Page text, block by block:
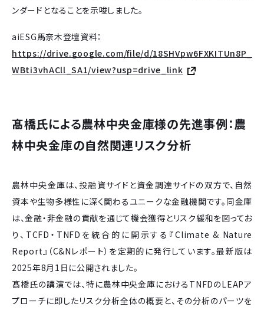
ンダードとなることを示唆しました。
aiESG馬奈木登壇資料：
https://drive.google.com/file/d/18SHVpw6FXKITUn8P_
WBti3vhACll_SA1/view?usp=drive_link
髙橋氏による農林中央金庫様の先進事例：農
林中央金庫の自然関連リスク分析
農林中央金庫は、投融資サイドと資金調達サイドの双方で、自然
資本や生物多様性に深く関わるユニークな金融機関です。同金庫
は、金融・非金融の貢献を通じて機会獲得とリスク緩和を図ってお
り、TCFD・TNFDを統合的に開示する『Climate & Nature
Report』（C&Nレポート）を定期的に発行しています。最新版は
2025年8月1日に公開されました。
髙橋氏の講演では、特に農林中央金庫におけるTNFDのLEAPア
プローチに即したリスク分析全体の概要と、その分析のパーツを